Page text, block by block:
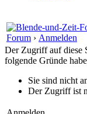
Forum › Anmelden
Der Zugriff auf diese
folgende Gründe
Sie sind nicht
Der Zugriff ist